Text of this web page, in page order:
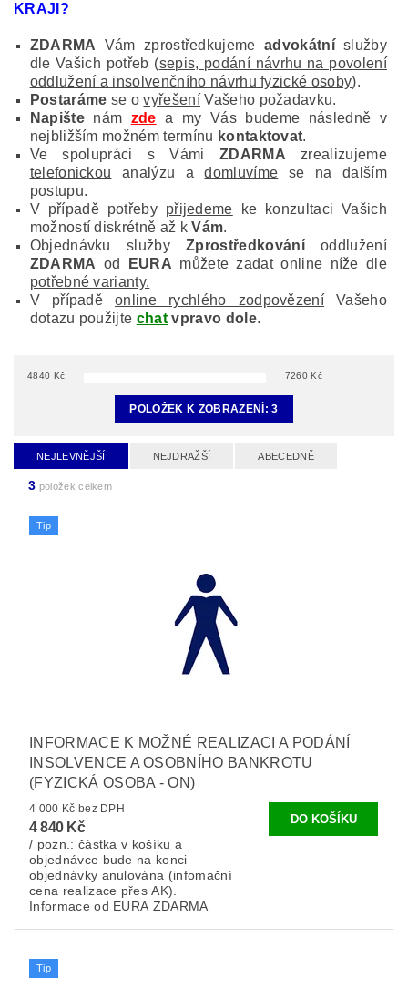
KRAJI?
ZDARMA Vám zprostředkujeme advokátníslužby
dle Vašich potřeb (sepis, podání návrhu na povolení
oddlužení a insolvenčního návrhu fyzické osoby).
Postaráme se ovyřešeníVašeho požadavku.
Napištenám zde a my Vás budeme následně v
nejbližším možném termínu kontaktovat.
Ve spolupráci s Vámi ZDARMA zrealizujeme
telefonickou analýzu adomluvíme se na dalším
postupu.
V případě potřeby přijedeme ke konzultaci Vašich
možností diskrétně až kVám.
Objednávku služby
Zprostředkováníoddlužení
ZDARMA od EURA můžete zadat online níže dle
potřebné varianty.
V případěonline rychlého zodpovězení Vašeho
dotazu použijte chatvpravo dole.
4840 Kč 7260 Kč
POLOŽEK K ZOBRAZENÍ:3
NEJLEVNĚJŠÍ NEJDRAŽŠÍ ABECEDNĚ
3 položek celkem
Tip
INFORMACE K MOŽNÉ REALIZACI A PODÁNÍ
INSOLVENCE A OSOBNÍHO BANKROTU
(FYZICKÁ OSOBA - ON)
4 000 Kč bez DPH
4 840 Kč
/ pozn.: částka v košíku a
objednávce bude na konci
objednávky anulována (infomační
cena realizace přes AK).
Informace od EURA ZDARMA
Tip